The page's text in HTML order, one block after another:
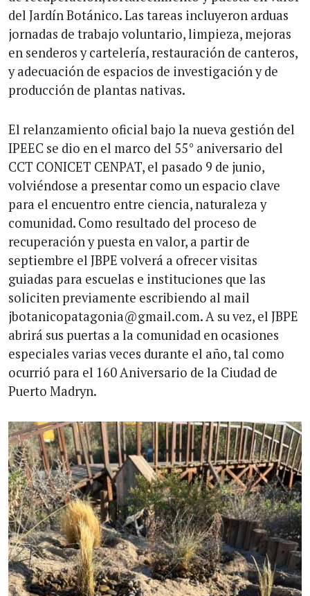
del Jardín Botánico. Las tareas incluyeron arduas
jornadas de trabajo voluntario, limpieza, mejoras
en senderos y cartelería, restauración de canteros,
y adecuación de espacios de investigación y de
producción de plantas nativas.
El relanzamiento oficial bajo la nueva gestión del
IPEEC se dio en el marco del 55° aniversario del
CCT CONICET CENPAT, el pasado 9 de junio,
volviéndose a presentar como un espacio clave
para el encuentro entre ciencia, naturaleza y
comunidad. Como resultado del proceso de
recuperación y puesta en valor, a partir de
septiembre el JBPE volverá a ofrecer visitas
guiadas para escuelas e instituciones que las
soliciten previamente escribiendo al mail
jbotanicopatagonia@gmail.com. A su vez, el JBPE
abrirá sus puertas a la comunidad en ocasiones
especiales varias veces durante el año, tal como
ocurrió para el 160 Aniversario de la Ciudad de
Puerto Madryn.